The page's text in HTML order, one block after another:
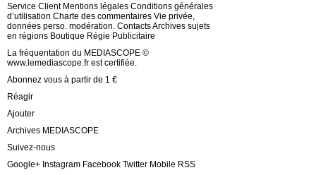
Service Client Mentions légales Conditions générales
d’utilisation Charte des commentaires Vie privée,
données perso. modération. Contacts Archives sujets
en régions Boutique Régie Publicitaire
La fréquentation du MEDIASCOPE ©
www.lemediascope.fr est certifiée.
Abonnez vous à partir de 1 €
Réagir
Ajouter
Archives MEDIASCOPE
Suivez-nous
Google+ Instagram Facebook Twitter Mobile RSS